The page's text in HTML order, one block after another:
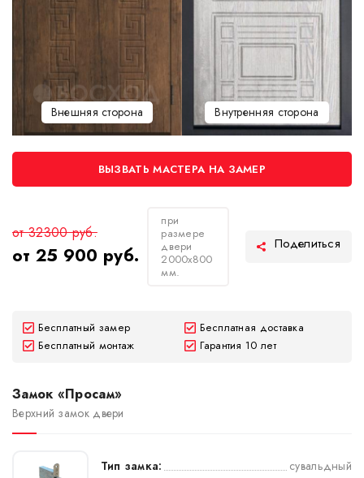
Внешняя сторона Внутренняя сторона
ВЫЗВАТЬ МАСТЕРА НА ЗАМЕР
от 32300 руб.
от 25 900 руб.
при
размере
двери
2000х800
мм.
Бесплатный замер
Бесплатная доставка
Бесплатный монтаж
Гарантия 10 лет
Замок «Просам»
Верхний замок двери
Тип замка:
сувальдный